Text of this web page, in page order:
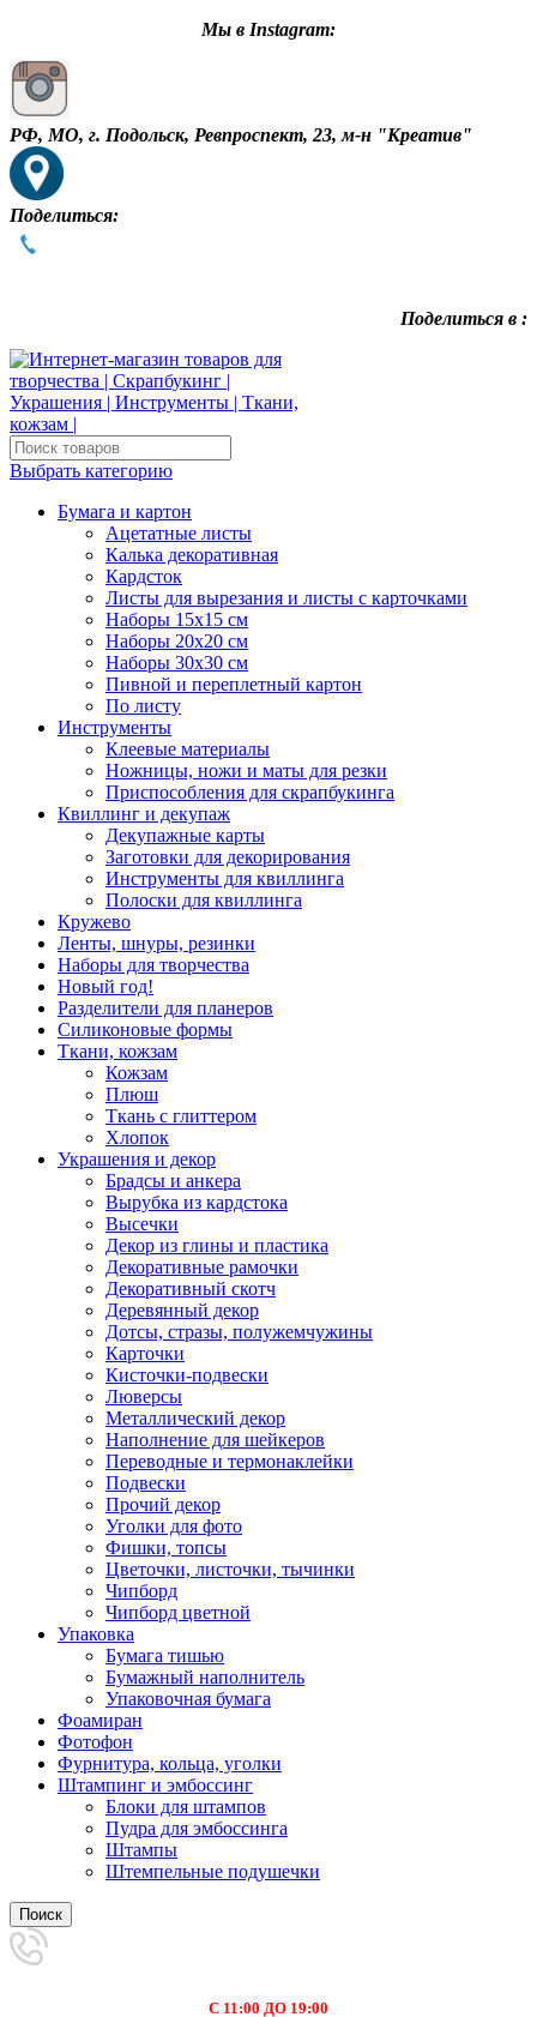
Мы в Instagram:
РФ, МО, г. Подольск, Ревпроспект, 23, м-н "Креатив"
Поделиться:
Поделиться в :
Выбрать категорию
Бумага и картон
Ацетатные листы
Калька декоративная
Кардсток
Листы для вырезания и листы с карточками
Наборы 15х15 см
Наборы 20х20 см
Наборы 30х30 см
Пивной и переплетный картон
По листу
Инструменты
Клеевые материалы
Ножницы, ножи и маты для резки
Приспособления для скрапбукинга
Квиллинг и декупаж
Декупажные карты
Заготовки для декорирования
Инструменты для квиллинга
Полоски для квиллинга
Кружево
Ленты, шнуры, резинки
Наборы для творчества
Новый год!
Разделители для планеров
Силиконовые формы
Ткани, кожзам
Кожзам
Плюш
Ткань с глиттером
Хлопок
Украшения и декор
Брадсы и анкера
Вырубка из кардстока
Высечки
Декор из глины и пластика
Декоративные рамочки
Декоративный скотч
Деревянный декор
Дотсы, стразы, полужемчужины
Карточки
Кисточки-подвески
Люверсы
Металлический декор
Наполнение для шейкеров
Переводные и термонаклейки
Подвески
Прочий декор
Уголки для фото
Фишки, топсы
Цветочки, листочки, тычинки
Чипборд
Чипборд цветной
Упаковка
Бумага тишью
Бумажный наполнитель
Упаковочная бумага
Фоамиран
Фотофон
Фурнитура, кольца, уголки
Штампинг и эмбоссинг
Блоки для штампов
Пудра для эмбоссинга
Штампы
Штемпельные подушечки
Поиск
С 11:00 ДО 19:00